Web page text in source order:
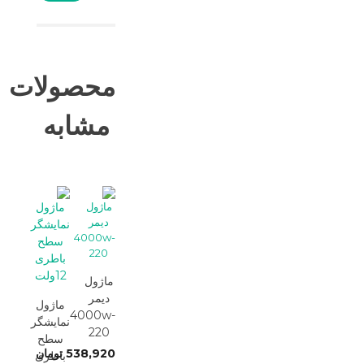
محصولات
مشابه
ماژول
نمایشگر
سطح
باطری
ماژول
دیمر
4000w-
220
538,920 تومان